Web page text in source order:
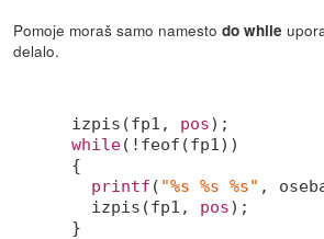
Pomoje moraš samo namestodo while
delalo.
izpis(fp1, pos);
while(!feof(fp1))
{
printf ( "%s %s %s" ,
izpis(fp1, pos);
}